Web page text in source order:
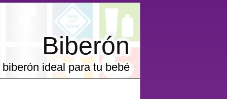
Biberón
ideal para tu bebé